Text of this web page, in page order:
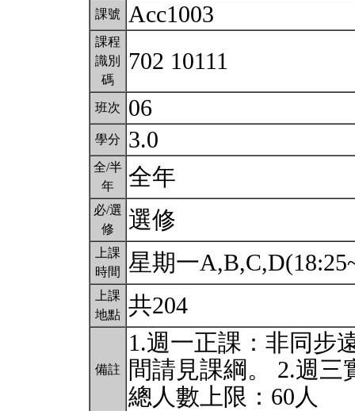
課號 Acc1003
課程
識別
碼
702 10111
班次 06
學分 3.0
全/半
年
全年
必/選
修
選修
上課
時間
星期一
上課
地點 共204
備註
1.週一正課：非同步
間請見課綱。 2.週
總人數上限：60人